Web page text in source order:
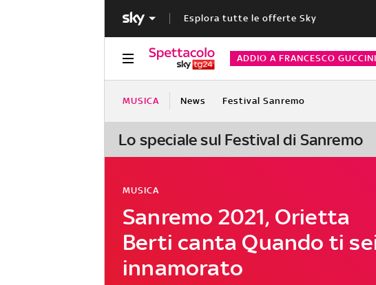
Esplora tutte le offerte Sky
ADDIO A FRANCESCO GUCCINI
MUSICA News Festival Sanremo
Lo speciale sul Festival di Sanremo
Sanremo 2021, Orietta
Berti canta Quando ti
innamorato
MUSICA